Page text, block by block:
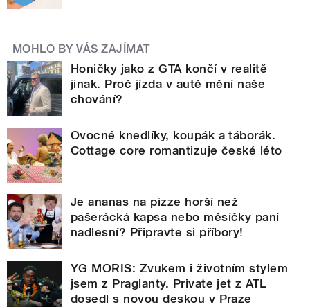
MOHLO BY VÁS ZAJÍMAT
Honičky jako z GTA končí v realitě
jinak. Proč jízda v autě mění naše
chování?
Ovocné knedlíky, koupák a táborák.
Cottage core romantizuje české léto
Je ananas na pizze horší než
pašerácká kapsa nebo měsíčky paní
nadlesní? Připravte si příbory!
YG MORIS: Zvukem i životním stylem
jsem z Praglanty. Private jet z ATL
dosedl s novou deskou v Praze